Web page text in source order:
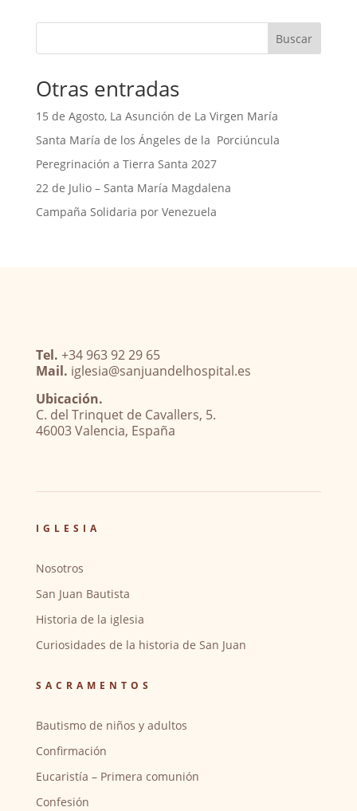
Buscar
Otras entradas
15 de Agosto, La Asunción de La Virgen María
Santa María de los Ángeles de la Porciúncula
Peregrinación a Tierra Santa 2027
22 de Julio – Santa María Magdalena
Campaña Solidaria por Venezuela
Tel. +34 963 92 29 65
Mail. iglesia@sanjuandelhospital.es
Ubicación.
C. del Trinquet de Cavallers, 5.
46003 Valencia, España
IGLESIA
Nosotros
San Juan Bautista
Historia de la iglesia
Curiosidades de la historia de San Juan
SACRAMENTOS
Bautismo de niños y adultos
Confirmación
Eucaristía – Primera comunión
Confesión